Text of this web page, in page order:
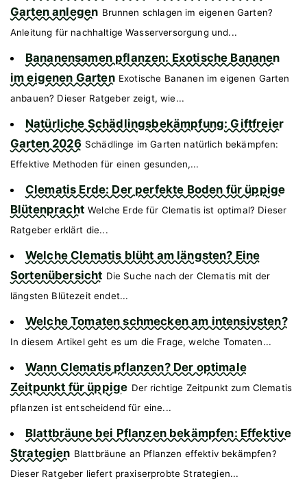
Garten anlegen Brunnen schlagen im eigenen Garten?
Anleitung für nachhaltige Wasserversorgung und...
Bananensamen pflanzen: Exotische Bananen
im eigenen Garten Exotische Bananen im eigenen Garten
anbauen? Dieser Ratgeber zeigt, wie...
Natürliche Schädlingsbekämpfung: Giftfreier
Garten 2026 Schädlinge im Garten natürlich bekämpfen:
Effektive Methoden für einen gesunden,...
Clematis Erde: Der perfekte Boden für üppige
Blütenpracht Welche Erde für Clematis ist optimal? Dieser
Ratgeber erklärt die...
Welche Clematis blüht am längsten? Eine
Sortenübersicht Die Suche nach der Clematis mit der
längsten Blütezeit endet...
Welche Tomaten schmecken am intensivsten?
In diesem Artikel geht es um die Frage, welche Tomaten...
Wann Clematis pflanzen? Der optimale
Zeitpunkt für üppige Der richtige Zeitpunkt zum Clematis
pflanzen ist entscheidend für eine...
Blattbräune bei Pflanzen bekämpfen: Effektive
Strategien Blattbräune an Pflanzen effektiv bekämpfen?
Dieser Ratgeber liefert praxiserprobte Strategien...